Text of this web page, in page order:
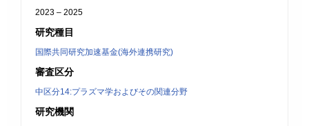
2023 – 2025
研究種目
国際共同研究加速基金(海外連携研究)
審査区分
中区分14:プラズマ学およびその関連分野
研究機関